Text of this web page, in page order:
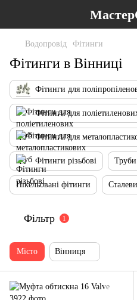
Водопровід Фітинги
Фітинги в Вінниці
Фітинги для
Фітинги для
Фітинги для
Фітинги різьбові
Нікельовані фітинги
Фільтр 1
Місто Вінниця